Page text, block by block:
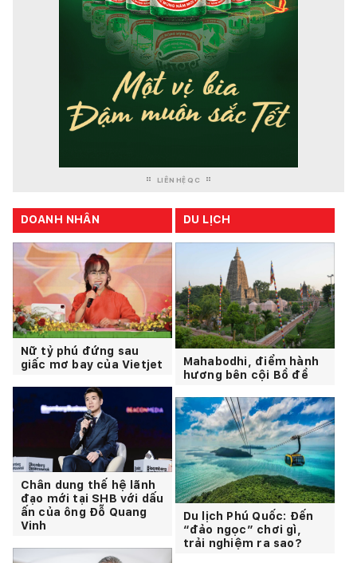
LIÊN HỆ QC
DOANH NHÂN
Nữ tỷ phú đứng sau
giấc mơ bay của Vietjet
Chân dung thế hệ lãnh
đạo mới tại SHB với dấu
ấn của ông Đỗ Quang
Vinh
DU LỊCH
Mahabodhi, điểm hành
hương bên cội Bồ đề
Du lịch Phú Quốc: Đến
“đảo ngọc” chơi gì,
trải nghiệm ra sao?